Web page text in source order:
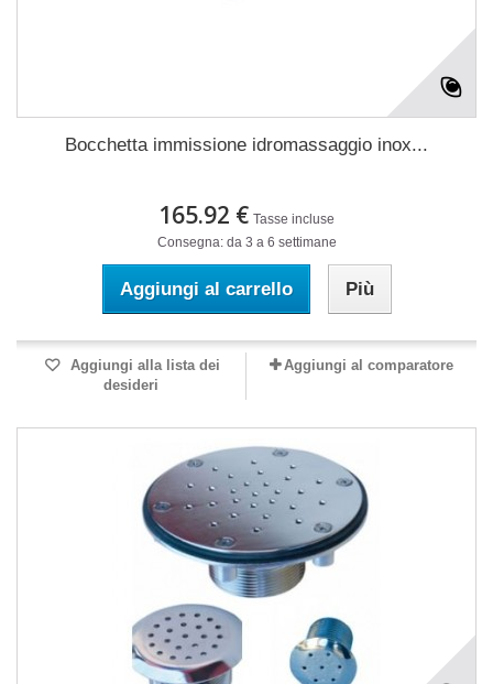
Bocchetta immissione idromassaggio inox...
165.92 € Tasse incluse
Consegna: da 3 a 6 settimane
Aggiungi al carrello Più
Aggiungi alla lista dei
desideri
Aggiungi al comparatore